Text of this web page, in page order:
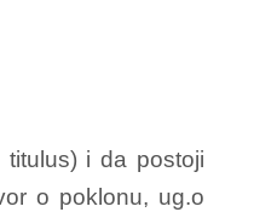
i da postoji
o poklonu, ug.o